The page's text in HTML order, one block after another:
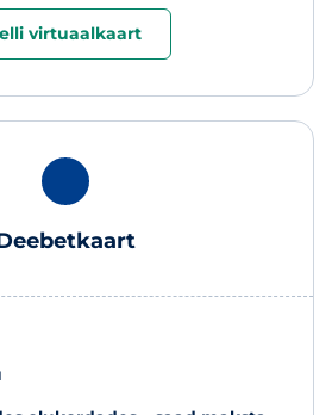
virtuaalkaart